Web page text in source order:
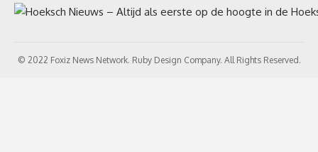
© 2022 Foxiz News Network. Ruby Design Company. All Rights Reserved.